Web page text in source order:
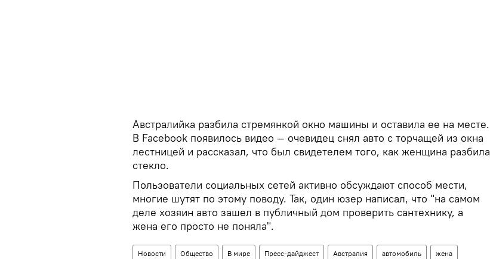
Австралийка разбила стремянкой окно машины и оставила ее на месте.
В Facebook появилось видео — очевидец снял авто с торчащей из окна
лестницей и рассказал, что был свидетелем того, как женщина разбила
стекло.
Пользователи социальных сетей активно обсуждают способ мести,
многие шутят по этому поводу. Так, один юзер написал, что "на самом
деле хозяин авто зашел в публичный дом проверить сантехнику, а
жена его просто не поняла".
Новости Общество В мире Пресс-дайджест Австралия автомобиль жена